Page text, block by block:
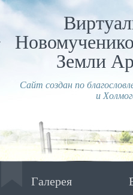
Земли
Сайт создан по
и
Галерея